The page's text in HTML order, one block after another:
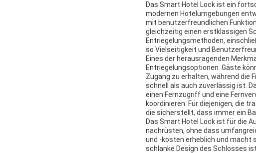
Das Smart Hotel Lock ist ein
modernen Hotelumgebungen
mit benutzerfreundlichen
gleichzeitig einen erstklassigen
Entriegelungsmethoden,
so Vielseitigkeit und
Eines der herausragenden
Entriegelungsoptionen. Gäste
Zugang zu erhalten, während die
schnell als auch zuverlässig ist.
einen Fernzugriff und eine
koordinieren. Für diejenigen, die
die sicherstellt, dass immer ein
Das Smart Hotel Lock ist für die
nachrüsten, ohne dass
und -kosten erheblich und macht
schlanke Design des Schlosses